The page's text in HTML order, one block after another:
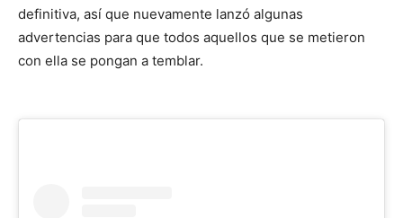
definitiva, así que nuevamente lanzó algunas
advertencias para que todos aquellos que se metieron
con ella se pongan a temblar.